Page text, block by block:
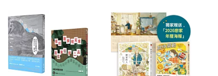
車庫娛樂(2) 連俞涵(2)
邱常婷(2) 鄭相虎(2)